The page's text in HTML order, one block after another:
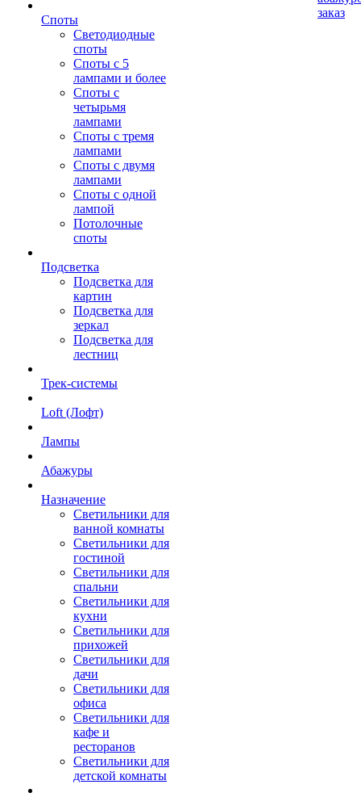
Споты
Светодиодные
споты
Споты с 5
лампами и более
Споты с
четырьмя
лампами
Споты с тремя
лампами
Споты с двумя
лампами
Споты с одной
лампой
Потолочные
споты
Подсветка
Подсветка для
картин
Подсветка для
зеркал
Подсветка для
лестниц
Трек-системы
Loft (Лофт)
Лампы
Абажуры
Назначение
Светильники для
ванной комнаты
Светильники для
гостиной
Светильники для
спальни
Светильники для
кухни
Светильники для
прихожей
Светильники для
дачи
Светильники для
офиса
Светильники для
кафе и
ресторанов
Светильники для
детской комнаты
заказ